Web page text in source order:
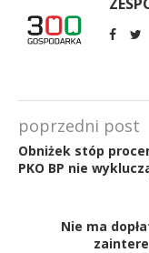
poprzedni post
Obniżek stóp
PKO BP nie
Nie ma